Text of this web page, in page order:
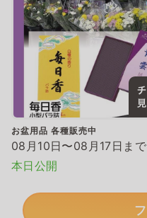
お盆用品 各種販売中
08月10日〜08月17日まで
本日公開